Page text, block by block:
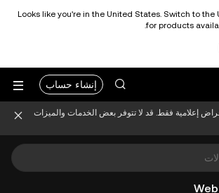
Looks like you're in the United States. Switch to the
for products
إنشاء حساب
إعلامية فقط. قد لا تتوفر بعض الخدمات والميزات